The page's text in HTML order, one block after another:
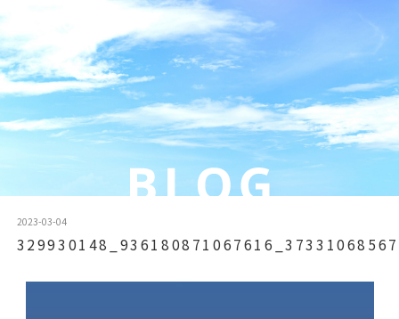
2023-03-04